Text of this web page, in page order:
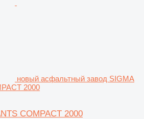
новый асфальтный завод SIGMA
2000
COMPACT 2000